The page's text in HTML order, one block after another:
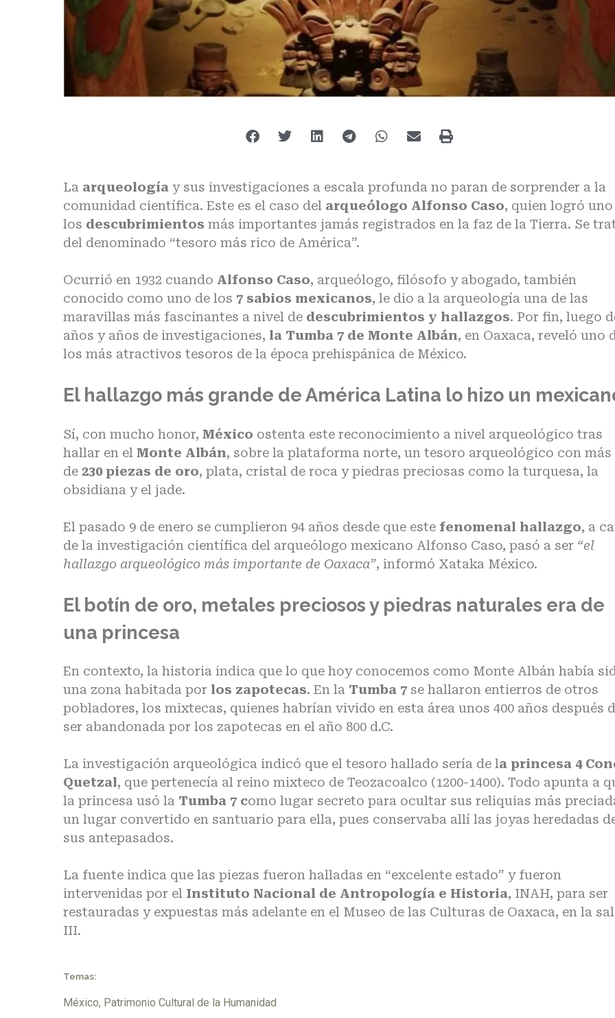
La arqueología y sus investigaciones a escala profunda no paran de sorprender a la
comunidad científica. Este es el caso del arqueólogo Alfonso Caso, quien logró uno
los descubrimientos más importantes jamás registrados en la faz de la Tierra. Se
del denominado “tesoro más rico de América”.
Ocurrió en 1932 cuando Alfonso Caso, arqueólogo, filósofo y abogado, también
conocido como uno de los 7 sabios mexicanos, le dio a la arqueología una de las
maravillas más fascinantes a nivel de descubrimientos y hallazgos. Por fin, luego
años y años de investigaciones, la Tumba 7 de Monte Albán, en Oaxaca, reveló uno
los más atractivos tesoros de la época prehispánica de México.
El hallazgo más grande de América Latina lo hizo un
Sí, con mucho honor, México ostenta este reconocimiento a nivel arqueológico tras
hallar en el Monte Albán, sobre la plataforma norte, un tesoro arqueológico con más
de 230 piezas de oro, plata, cristal de roca y piedras preciosas como la turquesa, la
obsidiana y el jade.
El pasado 9 de enero se cumplieron 94 años desde que este fenomenal hallazgo, a
de la investigación científica del arqueólogo mexicano Alfonso Caso, pasó a ser “el
hallazgo arqueológico más importante de Oaxaca”, informó Xataka México.
El botín de oro, metales preciosos y piedras naturales era de
una princesa
En contexto, la historia indica que lo que hoy conocemos como Monte Albán había
una zona habitada por los zapotecas. En la Tumba 7 se hallaron entierros de otros
pobladores, los mixtecas, quienes habrían vivido en esta área unos 400 años después
ser abandonada por los zapotecas en el año 800 d.C.
La investigación arqueológica indicó que el tesoro hallado sería de la princesa 4
Quetzal, que pertenecía al reino mixteco de Teozacoalco (1200-1400). Todo apunta a
la princesa usó la Tumba 7 como lugar secreto para ocultar sus reliquias más
un lugar convertido en santuario para ella, pues conservaba allí las joyas heredadas
sus antepasados.
La fuente indica que las piezas fueron halladas en “excelente estado” y fueron
intervenidas por el Instituto Nacional de Antropología e Historia, INAH, para ser
restauradas y expuestas más adelante en el Museo de las Culturas de Oaxaca, en la
III.
Temas:
México, Patrimonio Cultural de la Humanidad